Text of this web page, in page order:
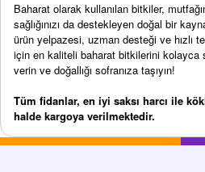
Baharat olarak kullanılan bitkiler,
sağlığınızı da destekleyen doğal bir
ürün yelpazesi, uzman desteği ve hızlı
için en kaliteli baharat bitkilerini
verin ve doğallığı sofranıza taşıyın!
Tüm fidanlar, en iyi saksı harcı ile
halde kargoya verilmektedir.